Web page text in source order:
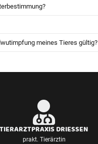
meines Tieres gültig?
TIERARZTPRAXIS DRIESSEN
prakt. Tierärztin